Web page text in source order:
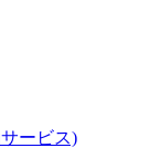
ービス)